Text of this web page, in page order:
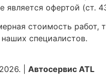
является офертой (ст.
стоимость работ,
специалистов.
| Автосервис ATL